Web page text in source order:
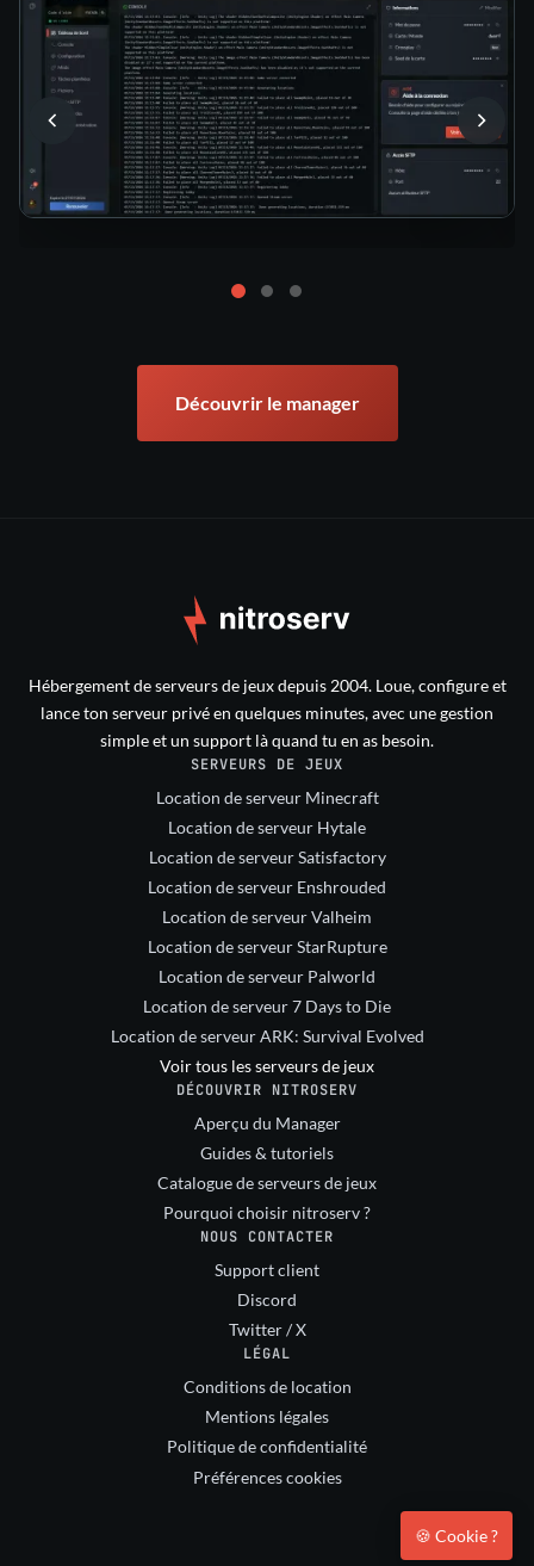
Découvrir le manager
Hébergement de serveurs de jeux depuis 2004. Loue, configure et
lance ton serveur privé en quelques minutes, avec une gestion
simple et un support là quand tu en as besoin.
SERVEURS DE JEUX
Location de serveur Minecraft
Location de serveur Hytale
Location de serveur Satisfactory
Location de serveur Enshrouded
Location de serveur Valheim
Location de serveur StarRupture
Location de serveur Palworld
Location de serveur 7 Days to Die
Location de serveur ARK: Survival Evolved
Voir tous les serveurs de jeux
DÉCOUVRIR NITROSERV
Aperçu du Manager
Guides & tutoriels
Catalogue de serveurs de jeux
Pourquoi choisir nitroserv ?
NOUS CONTACTER
Support client
Discord
Twitter / X
LÉGAL
Conditions de location
Mentions légales
Politique de confidentialité
Préférences cookies